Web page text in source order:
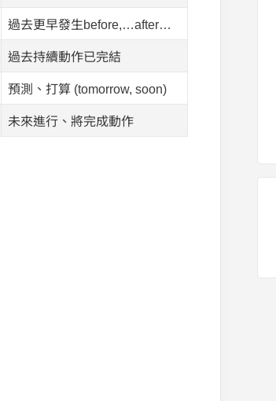
過去更早發生before,…after…
過去持續動作已完結
預測、打算 (tomorrow, soon)
未來進行、將完成動作